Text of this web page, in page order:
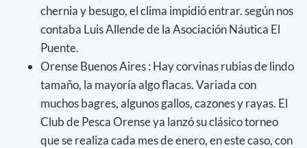
chernia y besugo, el clima impidió entrar. según nos
contaba Luis Allende de la Asociación Náutica El
Puente.
Orense Buenos Aires : Hay corvinas rubias de lindo
tamaño, la mayoría algo flacas. Variada con
muchos bagres, algunos gallos, cazones y rayas. El
Club de Pesca Orense ya lanzó su clásico torneo
que se realiza cada mes de enero, en este caso, con